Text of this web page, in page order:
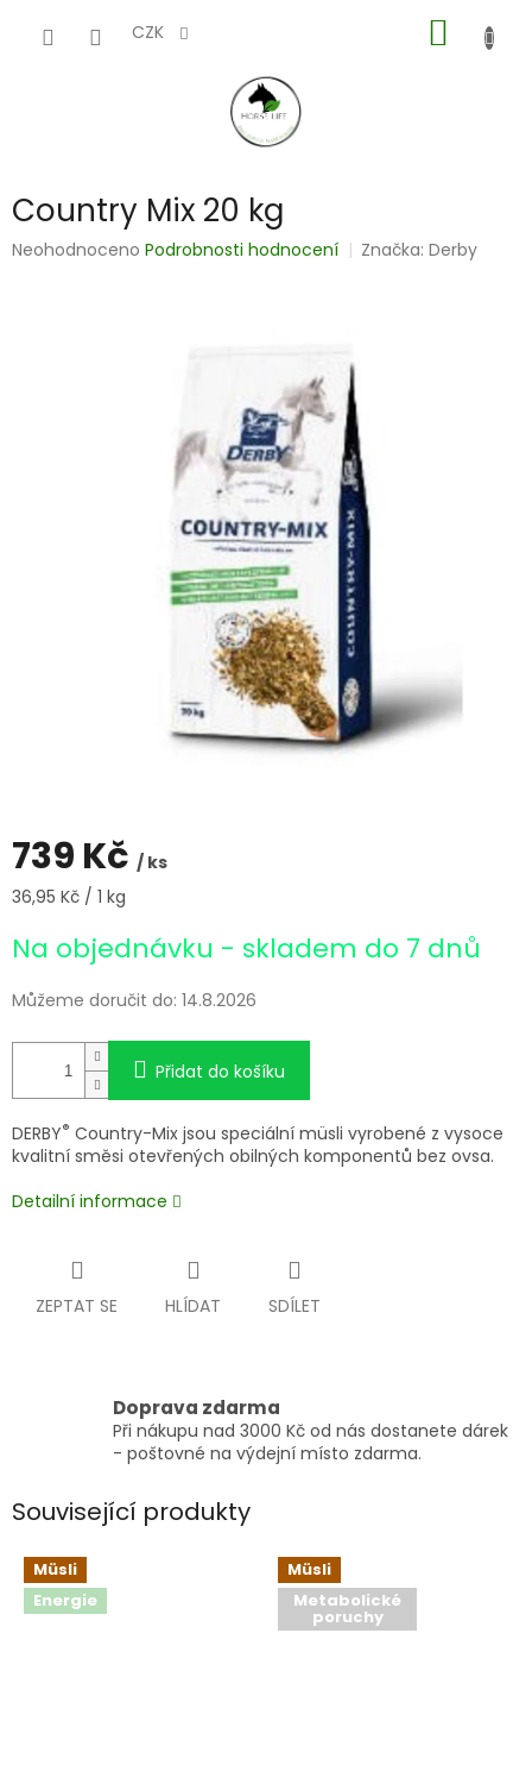
CZK
KOŠÍK
Country Mix 20 kg
Průměrné
Neohodnoceno Podrobnosti hodnocení Značka:Derby
739 Kč / ks
Měrná
36,95 Kč / 1 kg
Na objednávku - skladem do 7 dnů
Můžeme doručit do: 14.8.2026
Přidat do košíku
DERBY® Country-Mix jsou speciální müsli vyrobené z vysoce
kvalitní směsi otevřených obilných komponentů bez ovsa.
Detailní informace
ZEPTAT SE HLÍDAT SDÍLET
Doprava zdarma
Při nákupu nad 3000 Kč od nás dostanete dárek
- poštovné na výdejní místo zdarma.
Související produkty
Müsli
Energie
Müsli
Metabolické
poruchy